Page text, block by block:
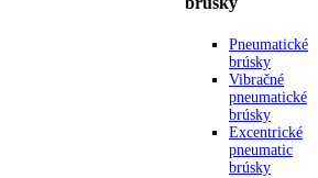
Pneumatické
brúsky
Vibračné
pneumatické
brúsky
Excentrické
pneumatic
brúsky